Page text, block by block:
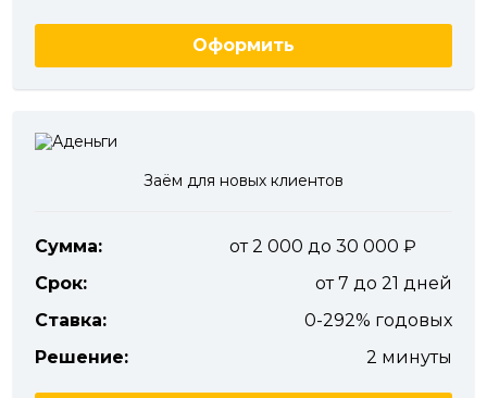
Оформить
Заём для новых клиентов
Сумма:
от 2 000 до 30 000
Срок:
от 7 до 21 дней
Ставка:
0-292% годовых
Решение:
2 минуты